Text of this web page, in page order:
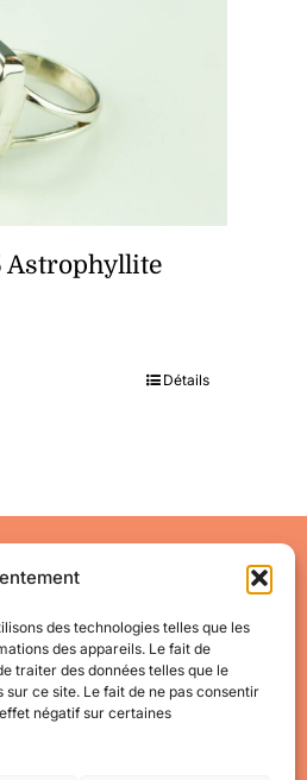
des technologies telles que les
des appareils. Le fait de
traiter des données telles que le
ce site. Le fait de ne pas consentir
négatif sur certaines
Astrophyllite
Détails
de Vente